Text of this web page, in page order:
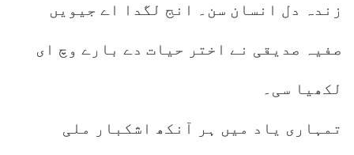
زندہ دل انسان سن۔ انج لگدا اے جیویں
صفیہ صدیقی نے اختر حیات دے بارے وچ ای
لکھیا سی۔
تمہاری یاد میں ہر آنکھ اشکبار ملی